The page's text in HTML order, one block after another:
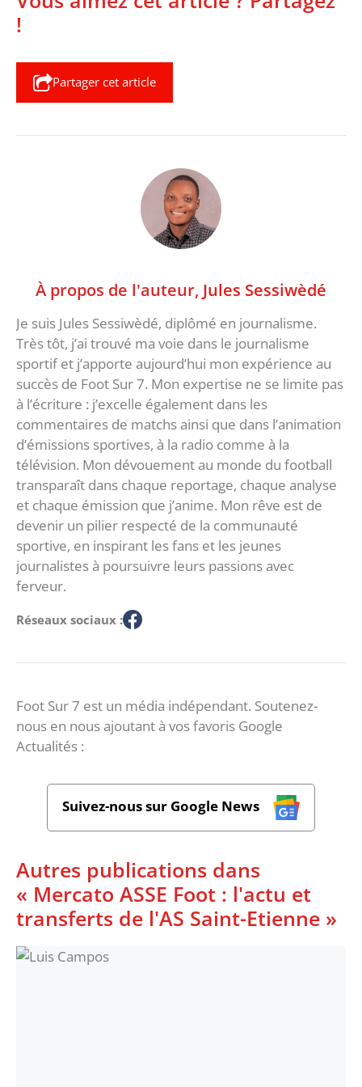
!
Partager cet article
À propos de l'auteur, Jules Sessiwèdé
Je suis Jules Sessiwèdé, diplômé en journalisme.
Très tôt, j’ai trouvé ma voie dans le journalisme
sportif et j’apporte aujourd’hui mon expérience au
succès de Foot Sur 7. Mon expertise ne se limite pas
à l’écriture : j’excelle également dans les
commentaires de matchs ainsi que dans l’animation
d’émissions sportives, à la radio comme à la
télévision. Mon dévouement au monde du football
transparaît dans chaque reportage, chaque analyse
et chaque émission que j’anime. Mon rêve est de
devenir un pilier respecté de la communauté
sportive, en inspirant les fans et les jeunes
journalistes à poursuivre leurs passions avec
ferveur.
Réseaux sociaux :
Foot Sur 7 est un média indépendant. Soutenez-
nous en nous ajoutant à vos favoris Google
Actualités :
Suivez-nous sur Google News
Autres publications dans
« Mercato ASSE Foot : l'actu et
transferts de l'AS Saint-Etienne »